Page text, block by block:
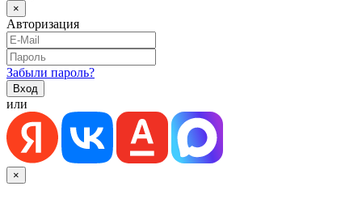
×
Авторизация
Забыли пароль?
или
×